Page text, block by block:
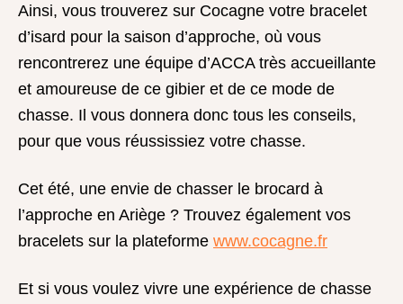
Ainsi, vous trouverez sur Cocagne votre bracelet
d’isard pour la saison d’approche, où vous
rencontrerez une équipe d’ACCA très accueillante
et amoureuse de ce gibier et de ce mode de
chasse. Il vous donnera donc tous les conseils,
pour que vous réussissiez votre chasse.
Cet été, une envie de chasser le brocard à
l’approche en Ariège ? Trouvez également vos
bracelets sur la plateforme www.cocagne.fr
Et si vous voulez vivre une expérience de chasse